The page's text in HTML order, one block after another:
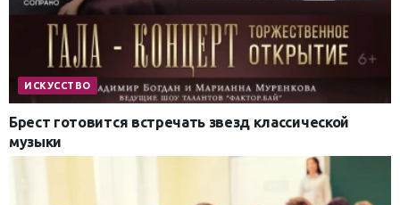
ИСКУССТВО
Брест готовится встречать звезд классической
музыки